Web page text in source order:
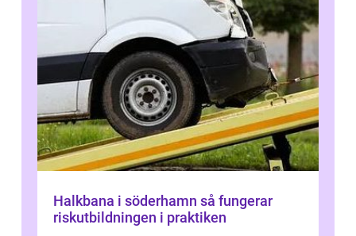
Halkbana i söderhamn så fungerar
riskutbildningen i praktiken